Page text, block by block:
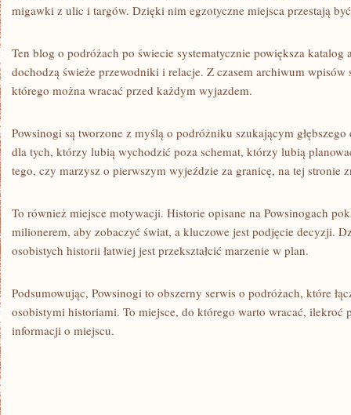
migawki z ulic i targów. Dzięki nim egzotyczne miejsca przestają
Ten blog o podróżach po świecie systematycznie powiększa katalog
dochodzą świeże przewodniki i relacje. Z czasem archiwum wpisów
którego można wracać przed każdym wyjazdem.
Powsinogi są tworzone z myślą o podróżniku szukającym
dla tych, którzy lubią wychodzić poza schemat, którzy lubią
tego, czy marzysz o pierwszym wyjeździe za granicę, na tej stronie
To również miejsce motywacji. Historie opisane na Powsinogach
milionerem, aby zobaczyć świat, a kluczowe jest podjęcie decyzji.
osobistych historii łatwiej jest przekształcić marzenie w plan.
Podsumowując, Powsinogi to obszerny serwis o podróżach, które
osobistymi historiami. To miejsce, do którego warto wracać, ilekroć
informacji o miejscu.